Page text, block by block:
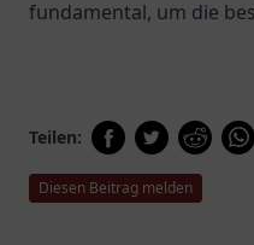
fundamental, um die
Teilen:
Diesen Beitrag melden